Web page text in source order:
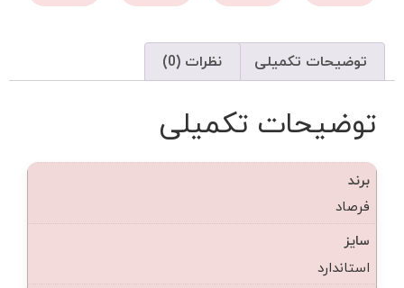
توضیحات تکمیلی نظرات (0)
توضیحات تکمیلی
برند
فرصاد
سایز
استاندارد